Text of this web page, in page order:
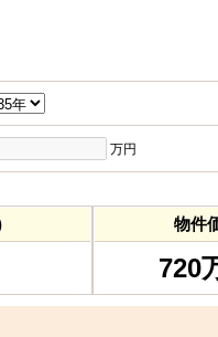
万円
物件
720